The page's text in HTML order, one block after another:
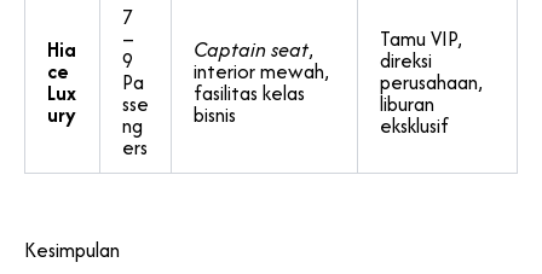
Hia
ce
Lux
ury
7
–
9
Pa
sse
ng
ers
Captain seat,
interior mewah,
fasilitas kelas
bisnis
Tamu VIP,
direksi
perusahaan,
liburan
eksklusif
Kesimpulan